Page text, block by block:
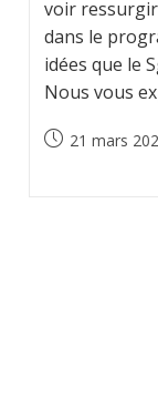
voir
dans le
idées que le
Nous vous
Publication
21 mars